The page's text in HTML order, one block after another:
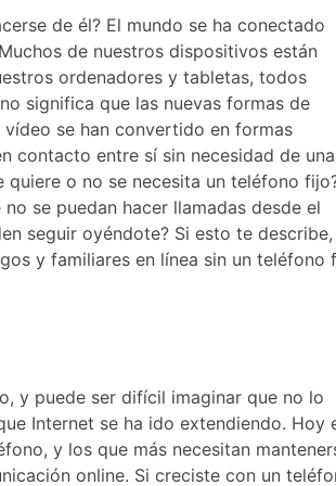
de él? El mundo se ha conectado
de nuestros dispositivos están
ordenadores y tabletas, todos
significa que las nuevas formas de
se han convertido en formas
contacto entre sí sin necesidad de una
o no se necesita un teléfono
se puedan hacer llamadas desde el
seguir oyéndote? Si esto te describe,
y familiares en línea sin un teléfono
y puede ser difícil imaginar que no lo
Internet se ha ido extendiendo. Hoy
y los que más necesitan
online. Si creciste con un